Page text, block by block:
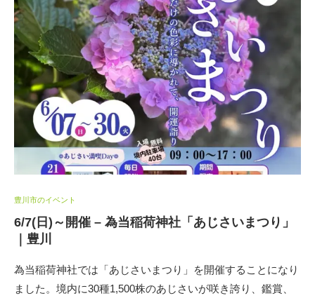
豊川市のイベント
6/7(日)～開催 – 為当稲荷神社「あじさいまつり」
｜豊川
為当稲荷神社では「あじさいまつり」を開催することになり
ました。境内に30種1,500株のあじさいが咲き誇り、鑑賞、